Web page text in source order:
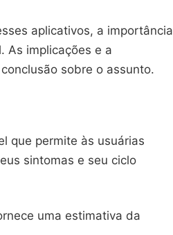
aplicativos, a importância
As implicações e a
sobre o assunto.
que permite às usuárias
sintomas e seu ciclo
uma estimativa da